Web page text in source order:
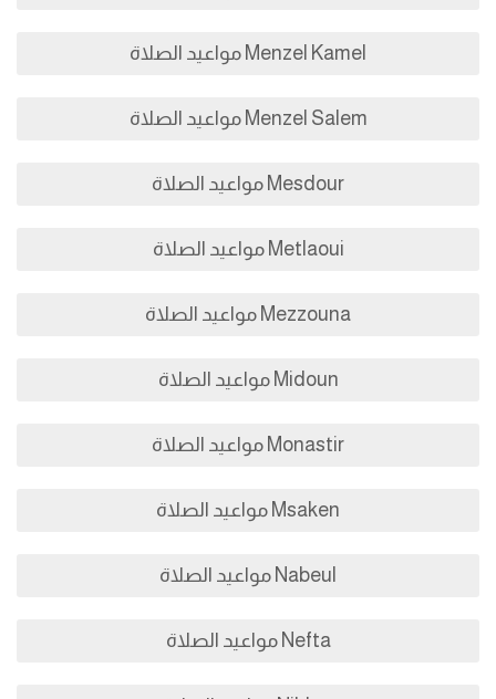
Menzel Kamel مواعيد الصلاة
Menzel Salem مواعيد الصلاة
Mesdour مواعيد الصلاة
Metlaoui مواعيد الصلاة
Mezzouna مواعيد الصلاة
Midoun مواعيد الصلاة
Monastir مواعيد الصلاة
Msaken مواعيد الصلاة
Nabeul مواعيد الصلاة
Nefta مواعيد الصلاة